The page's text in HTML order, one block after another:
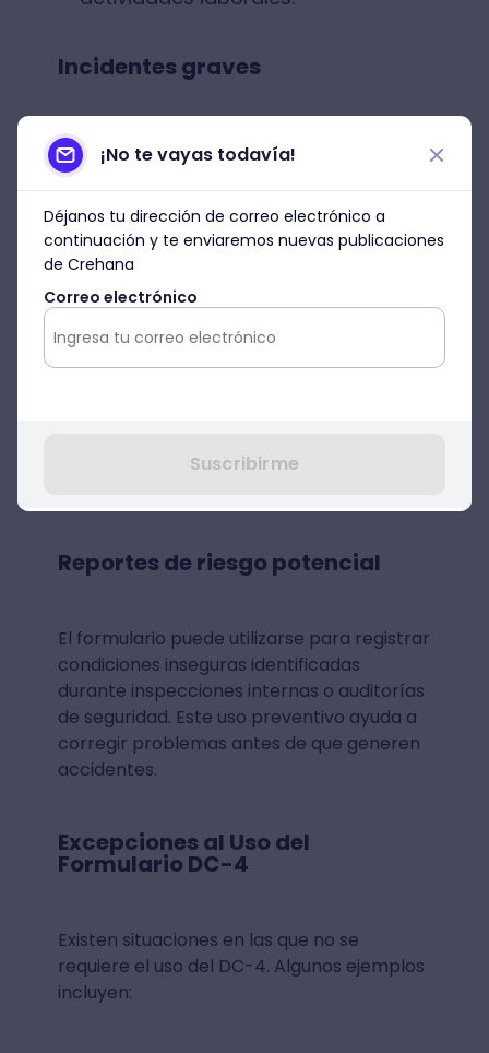
Incidentes graves
Aunque no todos los incidentes resultan en
lesiones, aquellos considerados graves
también requieren la documentación a
través del DC-4. Por ejemplo:
causan daño inmediato pero
evidencian un riesgo significativo.
peligrosas.
Fallas estructurales en maquinaria
Reportes de riesgo potencial
El formulario puede utilizarse para registrar
condiciones inseguras identificadas
durante inspecciones internas o auditorías
de seguridad. Este uso preventivo ayuda a
corregir problemas antes de que generen
accidentes.
Excepciones al Uso del
Formulario DC-4
Existen situaciones en las que no se
requiere el uso del DC-4. Algunos ejemplos
incluyen:
¡No te vayas todavía!
Déjanos tu dirección de correo electrónico a
continuación y te enviaremos nuevas publicaciones
de Crehana
Correo electrónico
Suscribirme